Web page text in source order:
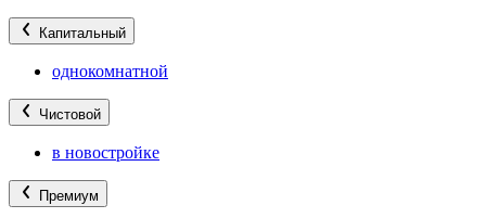
Капитальный
однокомнатной
Чистовой
в новостройке
Премиум